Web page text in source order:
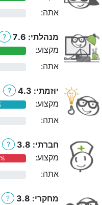
אתה:
מנהלתי: 7.6 ?
מקצוע:
אתה:
יוזמתי: 4.3 ?
מקצוע:
אתה:
חברתי: 3.8 ?
מקצוע:
אתה:
מחקרי: 3.8 ?